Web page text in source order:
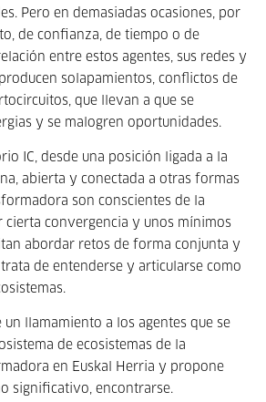
Pero en demasiadas ocasiones, por
de confianza, de tiempo o de
entre estos agentes, sus redes y
solapamientos, conflictos de
que llevan a que se
y se malogren oportunidades.
IC, desde una posición ligada a la
abierta y conectada a otras formas
son conscientes de la
cierta convergencia y unos mínimos
abordar retos de forma conjunta y
de entenderse y articularse como
un llamamiento a los agentes que se
de ecosistemas de la
en Euskal Herria y propone
significativo, encontrarse.